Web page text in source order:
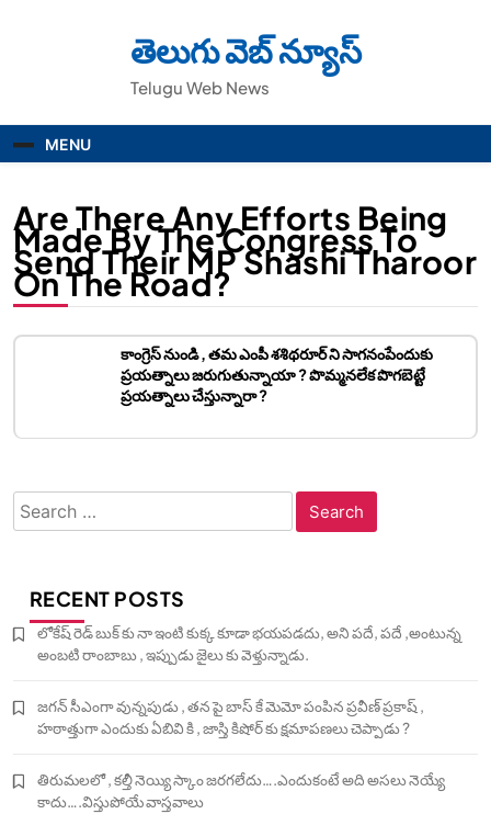
తెలుగు వెబ్ న్యూస్
Telugu Web News
MENU
Are There Any Efforts Being
Made By The Congress To
Send Their MP Shashi Tharoor
On The Road?
కాంగ్రెస్ నుండి , తమ ఎంపీ శశిథరూర్ ని సాగనంపేందుకు
ప్రయత్నాలు జరుగుతున్నాయా ? పొమ్మనలేక పొగబెట్టే
ప్రయత్నాలు చేస్తున్నారా ?
Search
for:
RECENT POSTS
లోకేష్ రెడ్ బుక్ కు నా ఇంటి కుక్క కూడా భయపడదు, అని పదే, పదే ,అంటున్న
అంబటి రాంబాబు , ఇప్పుడు జైలు కు వెళ్తున్నాడు.
జగన్ సీఎంగా వున్నపుడు , తన పై బాస్ కే మెమో పంపిన ప్రవీణ్ ప్రకాష్ ,
హఠాత్తుగా ఎందుకు ఏబివి కి , జాస్తి కిషోర్ కు క్షమాపణలు చెప్పాడు ?
తిరుమలలో , కల్తీ నెయ్యి స్కాం జరగలేదు….ఎందుకంటే అది అసలు నెయ్యే
కాదు….విస్తుపోయే వాస్తవాలు